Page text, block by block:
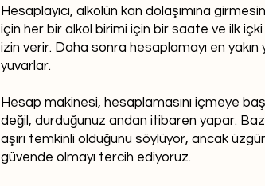
Hesaplayıcı, alkolün kan dolaşımına
için her bir alkol birimi için bir saate ve ilk
izin verir. Daha sonra hesaplamayı en yakın
yuvarlar.
Hesap makinesi, hesaplamasını içmeye
değil, durduğunuz andan itibaren yapar.
aşırı temkinli olduğunu söylüyor, ancak
güvende olmayı tercih ediyoruz.